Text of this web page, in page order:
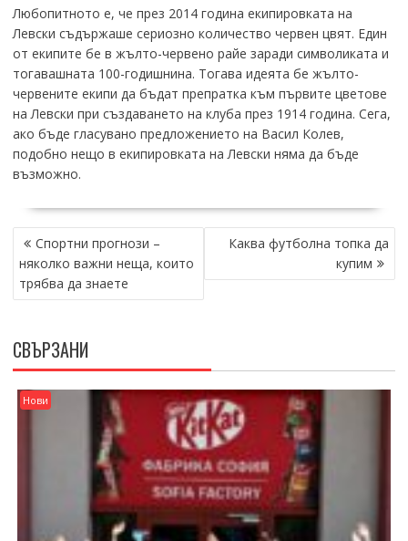
Любопитното е, че през 2014 година екипировката на
Левски съдържаше сериозно количество червен цвят. Един
от екипите бе в жълто-червено райе заради символиката и
тогавашната 100-годишнина. Тогава идеята бе жълто-
червените екипи да бъдат препратка към първите цветове
на Левски при създаването на клуба през 1914 година. Сега,
ако бъде гласувано предложението на Васил Колев,
подобно нещо в екипировката на Левски няма да бъде
възможно.
НАВИГАЦИЯ
Спортни прогнози –
няколко важни неща, които
трябва да знаете
Каква футболна топка да
купим
СВЪРЗАНИ
Нови